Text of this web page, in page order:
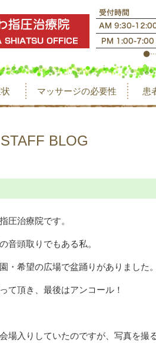
マッサージの必要性 患
BLOG
圧治療院です。
音頭取りでもある私。
・希望の広場で盆踊りがありました。
て頂き、最後はアンコール！
場入りしていたのですが、写真を撮